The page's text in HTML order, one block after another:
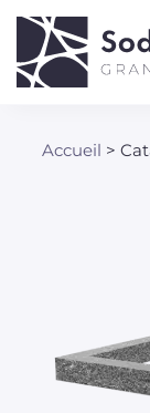
Aller
contenu
principal
Accueil